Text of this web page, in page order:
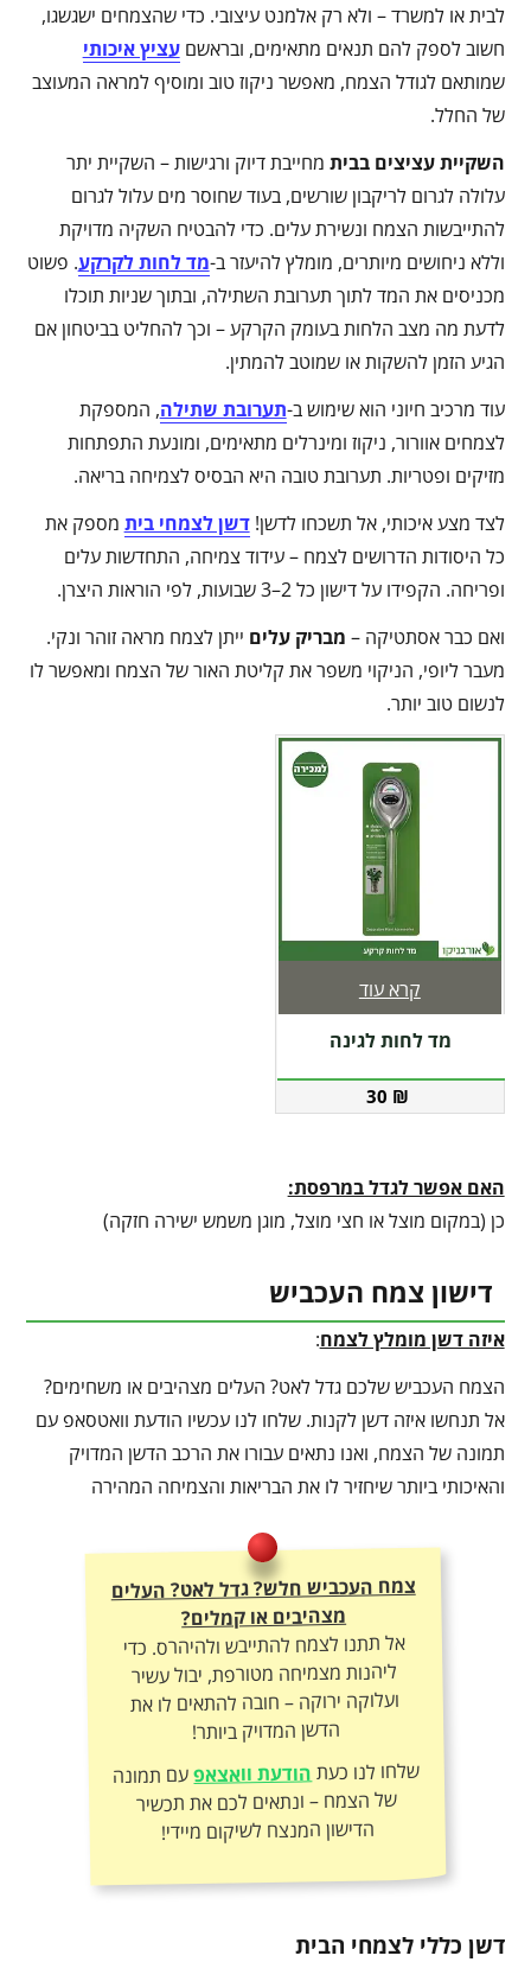
לבית או למשרד – ולא רק אלמנט עיצובי. כדי שהצמחים ישגשגו,
חשוב לספק להם תנאים מתאימים, ובראשםעציץ איכותי
שמותאם לגודל הצמח, מאפשר ניקוז טוב ומוסיף למראה המעוצב
של החלל.
השקיית עציצים בבית מחייבת דיוק ורגישות – השקיית יתר
עלולה לגרום לריקבון שורשים, בעוד שחוסר מים עלול לגרום
להתייבשות הצמח ונשירת עלים. כדי להבטיח השקיה מדויקת
וללא ניחושים מיותרים, מומלץ להיעזר ב-מד לחות לקרקע. פשוט
מכניסים את המד לתוך תערובת השתילה, ובתוך שניות תוכלו
לדעת מה מצב הלחות בעומק הקרקע – וכך להחליט בביטחון אם
הגיע הזמן להשקות או שמוטב להמתין.
עוד מרכיב חיוני הוא שימוש ב-תערובת שתילה, המספקת
לצמחים אוורור, ניקוז ומינרלים מתאימים, ומונעת התפתחות
מזיקים ופטריות. תערובת טובה היא הבסיס לצמיחה בריאה.
לצד מצע איכותי, אל תשכחו לדשן!דשן לצמחי בית מספק את
כל היסודות הדרושים לצמח – עידוד צמיחה, התחדשות עלים
ופריחה. הקפידו על דישון כל 2–3 שבועות, לפי הוראות היצרן.
ואם כבר אסתטיקה – מבריק עלים ייתן לצמח מראה זוהר ונקי.
מעבר ליופי, הניקוי משפר את קליטת האור של הצמח ומאפשר לו
לנשום טוב יותר.
מד לחות לגינה
30 ₪
קרא עוד
האם אפשר לגדל במרפסת:
כן (במקום מוצל או חצי מוצל, מוגן משמש ישירה חזקה)
דישון צמח העכביש
איזה דשן מומלץ לצמח:
הצמח העכביש שלכם גדל לאט? העלים מצהיבים או משחימים?
אל תנחשו איזה דשן לקנות. שלחו לנו עכשיו הודעת וואטסאפ עם
תמונה של הצמח, ואנו נתאים עבורו את הרכב הדשן המדויק
והאיכותי ביותר שיחזיר לו את הבריאות והצמיחה המהירה
צמח העכביש חלש? גדל לאט? העלים
מצהיבים או קמלים?
אל תתנו לצמח להתייבש ולהיהרס. כדי
ליהנות מצמיחה מטורפת, יבול עשיר
ועלוקה ירוקה – חובה להתאים לו את
הדשן המדויק ביותר!
שלחו לנו כעתהודעת וואצאפעם תמונה
של הצמח – ונתאים לכם את תכשיר
הדישון המנצח לשיקום מיידי!
דשן כללי לצמחי הבית